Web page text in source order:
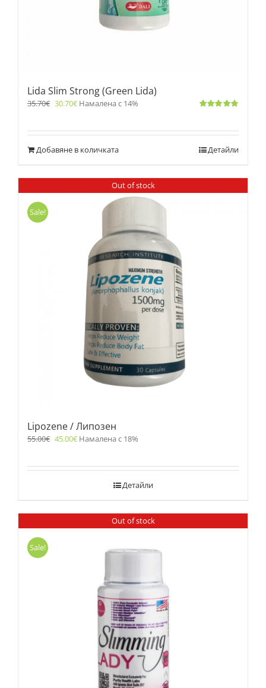
Lida Slim Strong (Green Lida)
35.70€ 30.70€ Намалена с 14%
Добавяне в количката Детайли
Out of stock
Sale!
Lipozene / Липозен
55.00€ 45.00€ Намалена с 18%
Детайли
Out of stock
Sale!